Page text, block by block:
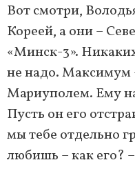
Вот смотри,
Кореей, а они –
«Минск-3».
не надо. Максимум
Мариуполем. Ему
Пусть он его
мы тебе отдельно
любишь – как его?